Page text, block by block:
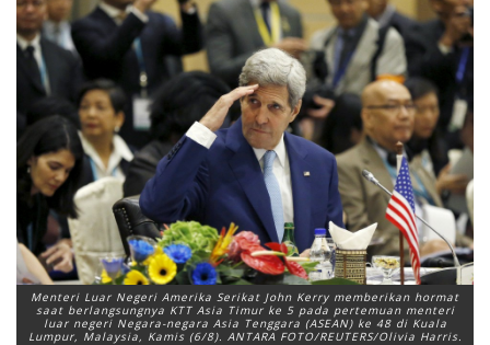
Menteri Luar Negeri Amerika Serikat John Kerry memberikan hormat
saat berlangsungnya KTT Asia Timur ke 5 pada pertemuan menteri
luar negeri Negara-negara Asia Tenggara (ASEAN) ke 48 di Kuala
Lumpur, Malaysia, Kamis (6/8). ANTARA FOTO/REUTERS/Olivia Harris.